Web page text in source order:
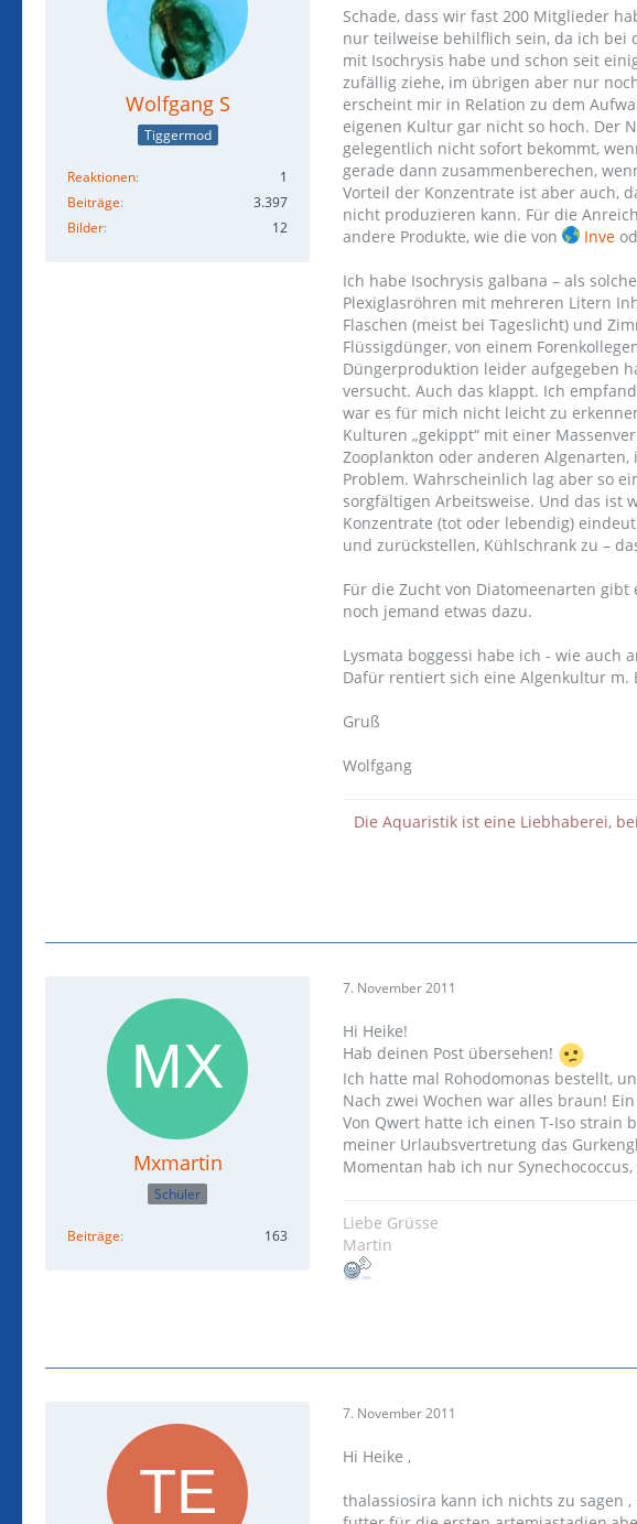
Wolfgang S
Tiggermod
Reaktionen
1
Beiträge
3.397
Bilder
12
Schade, dass wir fast 200 Mitglieder
nur teilweise behilflich sein, da ich
mit Isochrysis habe und schon seit
zufällig ziehe, im übrigen aber nur
erscheint mir in Relation zu dem
eigenen Kultur gar nicht so hoch. Der
gelegentlich nicht sofort bekommt,
gerade dann zusammenberechen,
Vorteil der Konzentrate ist aber auch,
nicht produzieren kann. Für die
andere Produkte, wie die von
Inve
Ich habe Isochrysis galbana – als
Plexiglasröhren mit mehreren Litern
Flaschen (meist bei Tageslicht) und
Flüssigdünger, von einem
Düngerproduktion leider aufgegeben
versucht. Auch das klappt. Ich
war es für mich nicht leicht zu
Kulturen „gekippt“ mit einer
Zooplankton oder anderen
Problem. Wahrscheinlich lag aber so
sorgfältigen Arbeitsweise. Und das ist
Konzentrate (tot oder lebendig)
und zurückstellen, Kühlschrank zu –
Für die Zucht von Diatomeenarten
noch jemand etwas dazu.
Lysmata boggessi habe ich - wie auch
Dafür rentiert sich eine Algenkultur m.
Gruß
Wolfgang
Die Aquaristik ist eine Liebhaberei,
Mxmartin
Schüler
Beiträge 163
7. November 2011
Hi Heike!
Hab deinen Post übersehen!
Ich hatte mal Rohodomonas bestellt,
Nach zwei Wochen war alles braun!
Von Qwert hatte ich einen T-Iso strain
meiner Urlaubsvertretung das
Momentan hab ich nur
Liebe Grüsse
Martin
7. November 2011
Hi Heike ,
thalassiosira kann ich nichts zu sagen